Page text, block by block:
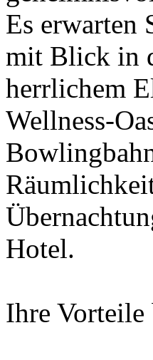
Es erwarten
mit Blick in
herrlichem
Wellness-
Hotel.
Ihre Vorteile